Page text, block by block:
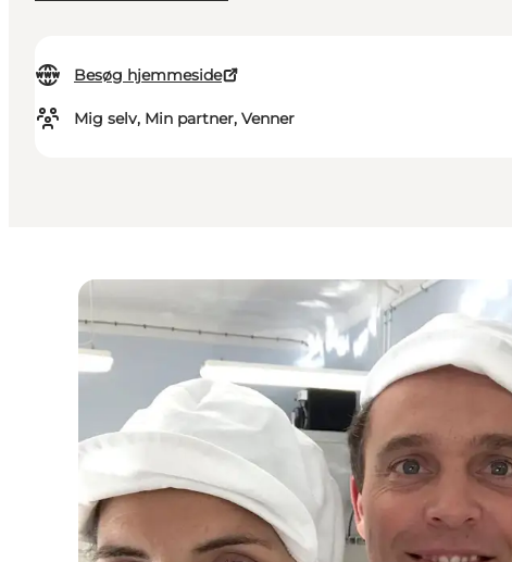
Besøg hjemmeside
Mig selv, Min partner, Venner